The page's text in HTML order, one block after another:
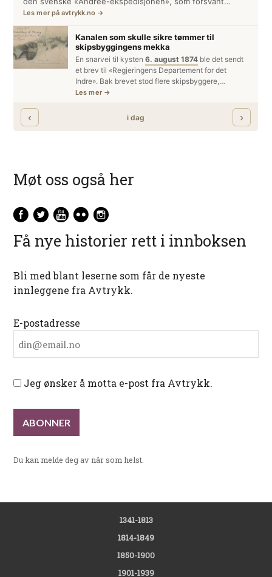
Møt oss også her
Få nye historier rett i innboksen
Bli med blant leserne som får de nyeste
innleggene fra Avtrykk.
E-postadresse
Jeg ønsker å motta e-post fra Avtrykk.
Du kan melde deg av når som helst.
1341-1813
1814-1849
1850-1900
1901-1939